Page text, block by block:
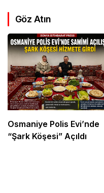
Göz Atın
Osmaniye Polis Evi’nde
“Şark Köşesi” Açıldı